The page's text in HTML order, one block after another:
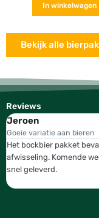
In winkelwagen
Bekijk alle
Reviews
Jeroen
Goeie variatie aan bieren
Het bockbier pakket
afwisseling. Komende
snel geleverd.